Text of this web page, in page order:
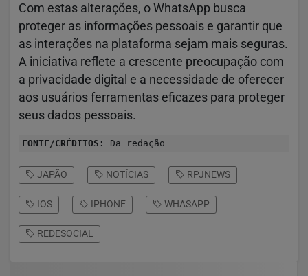
Com estas alterações, o WhatsApp busca
proteger as informações pessoais e garantir que
as interações na plataforma sejam mais seguras.
A iniciativa reflete a crescente preocupação com
a privacidade digital e a necessidade de oferecer
aos usuários ferramentas eficazes para proteger
seus dados pessoais.
FONTE/CRÉDITOS: Da redação
JAPÃO NOTÍCIAS RPJNEWS
IOS IPHONE WHASAPP
REDESOCIAL